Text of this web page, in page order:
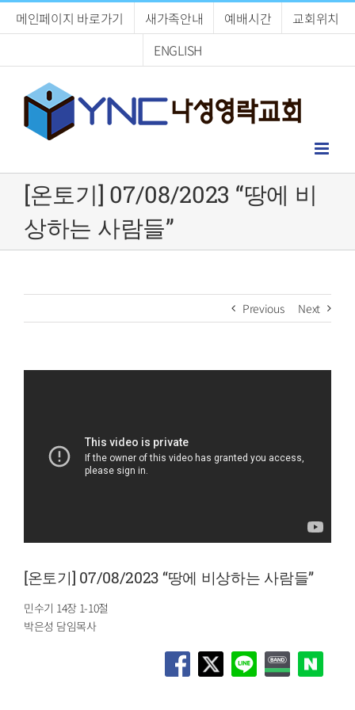
메인페이지 바로가기 새가족안내 예배시간
교회위치
ENGLISH
[온토기] 07/08/2023 “땅에 비
상하는 사람들”
Previous Next
[온토기] 07/08/2023 “땅에 비상하는 사람들”
민수기 14장 1-10절
박은성 담임목사